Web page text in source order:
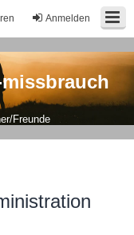
Anmelden
Freunde